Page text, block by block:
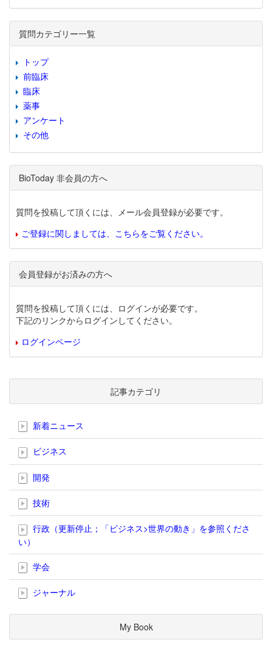
質問カテゴリー一覧
トップ
前臨床
臨床
薬事
アンケート
その他
BioToday 非会員の方へ
質問を投稿して頂くには、メール会員登録が必要です。
ご登録に関しましては、こちらをご覧ください。
会員登録がお済みの方へ
質問を投稿して頂くには、ログインが必要です。
下記のリンクからログインしてください。
ログインページ
記事カテゴリ
新着ニュース
ビジネス
開発
技術
行政（更新停止；「ビジネス>世界の動き」を参照くださ
い）
学会
ジャーナル
My Book